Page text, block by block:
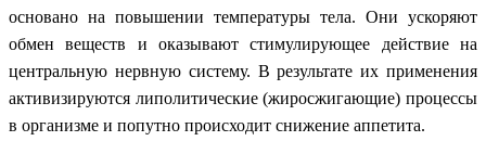
основано на повышении температуры тела. Они ускоряют
обмен веществ и оказывают стимулирующее действие на
центральную нервную систему. В результате их применения
активизируются липолитические (жиросжигающие) процессы
в организме и попутно происходит снижение аппетита.